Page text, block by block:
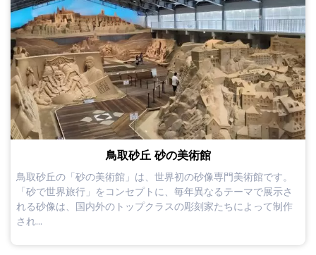
鳥取砂丘 砂の美術館
鳥取砂丘の「砂の美術館」は、世界初の砂像専門美術館です。
「砂で世界旅行」をコンセプトに、毎年異なるテーマで展示さ
れる砂像は、国内外のトップクラスの彫刻家たちによって制作
され...